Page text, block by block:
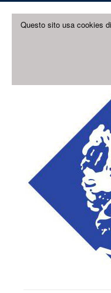
Questo sito usa cookies